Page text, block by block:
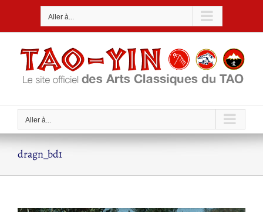
Aller à...
Aller à...
dragn_bd1